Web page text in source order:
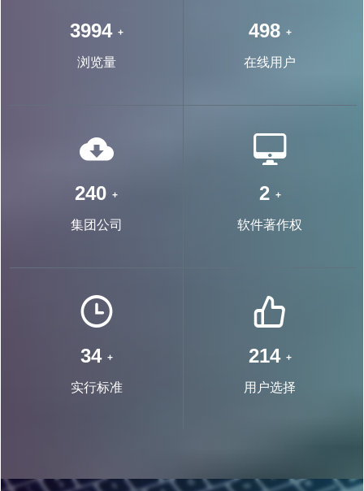
7571 +
浏览量
945 +
在线用户
468 +
集团公司
4 +
软件著作权
67 +
实行标准
418 +
用户选择